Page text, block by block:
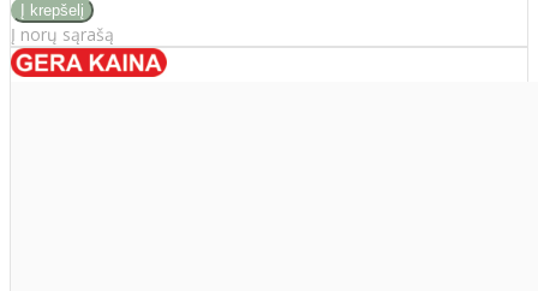
Į norų sąrašą